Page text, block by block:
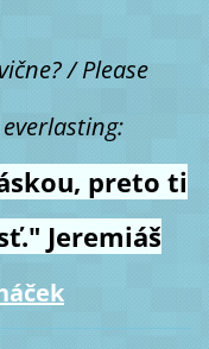
/ Please
preto ti
Jeremiáš